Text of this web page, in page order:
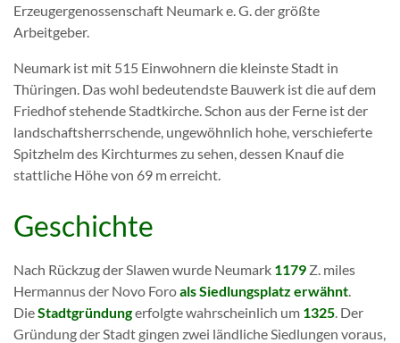
Erzeugergenossenschaft Neumark e. G. der größte
Arbeitgeber.
Neumark ist mit 515 Einwohnern die kleinste Stadt in
Thüringen. Das wohl bedeutendste Bauwerk ist die auf dem
Friedhof stehende Stadtkirche. Schon aus der Ferne ist der
landschaftsherrschende, ungewöhnlich hohe, verschieferte
Spitzhelm des Kirchturmes zu sehen, dessen Knauf die
stattliche Höhe von 69 m erreicht.
Geschichte
Nach Rückzug der Slawen wurde Neumark 1179 Z. miles
Hermannus der Novo Foroals Siedlungsplatz erwähnt
DieStadtgründungerfolgte wahrscheinlich um 1325 . Der
Gründung der Stadt gingen zwei ländliche Siedlungen voraus,